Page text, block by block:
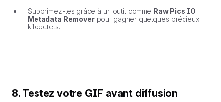
Supprimez-les grâce à un outil comme Raw Pics IO
Metadata Removerpour gagner quelques précieux
kilooctets.
8. Testez votre GIF avant diffusion